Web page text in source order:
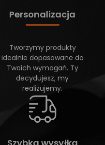
Personalizacja
Tworzymy produkty
idealnie dopasowane do
Twoich wymagań. Ty
decydujesz, my
realizujemy.